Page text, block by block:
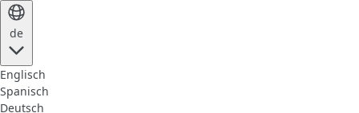
de
Englisch
Spanisch
Deutsch